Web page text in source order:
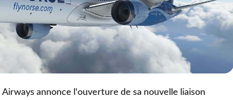
Airways annonce l'ouverture de sa nouvelle liaison